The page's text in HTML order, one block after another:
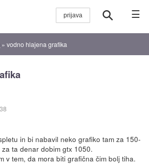
☰
»vodno hlajena grafika
in bi nabavil neko grafiko tam za 150-
ta denar dobim gtx 1050.
v tem, da mora biti grafična čim bolj tiha.